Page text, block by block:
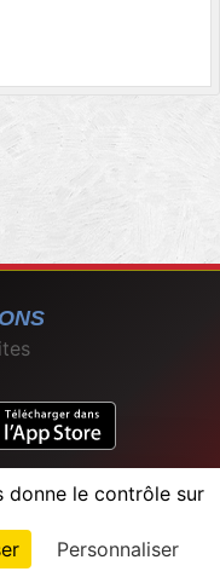
des cookies
contenu inapproprié
Connexion
donne le contrôle sur
Personnaliser